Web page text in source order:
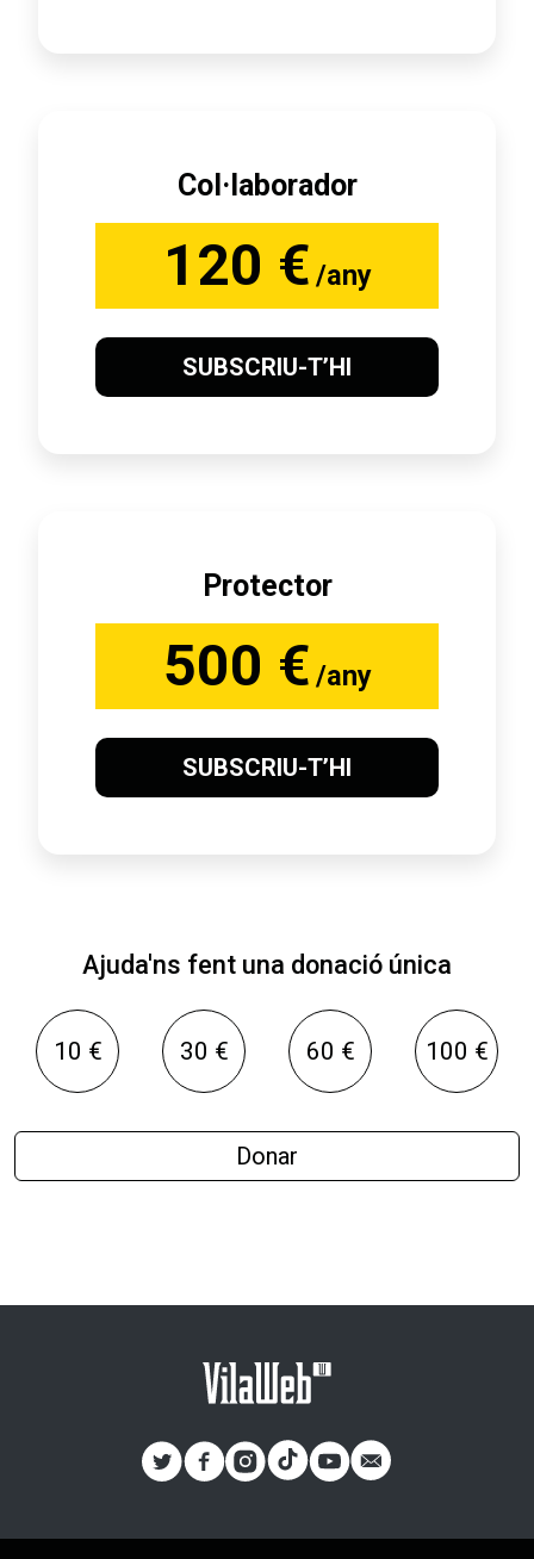
Col·laborador
120 € /any
SUBSCRIU-T’HI
Protector
500 € /any
SUBSCRIU-T’HI
Ajuda'ns fent una donació única
10 € 30 € 60 € 100 €
Donar